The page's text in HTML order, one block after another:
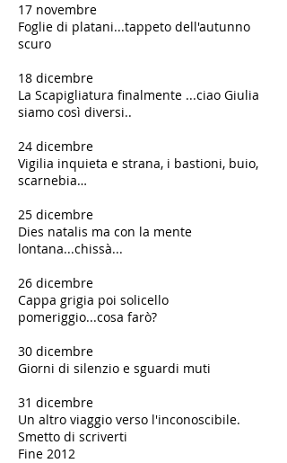
​17 novembre
Foglie di platani...tappeto dell'autunno
scuro
​​18 dicembre
La Scapigliatura finalmente ...ciao Giulia
siamo così diversi..
24 dicembre
Vigilia inquieta e strana, i bastioni, buio,
scarnebia…
25 dicembre
Dies natalis ma con la mente
lontana...chissà...
26 dicembre
Cappa grigia poi solicello
pomeriggio...cosa farò?
30 dicembre
Giorni di silenzio e sguardi muti
31 dicembre
Un altro viaggio verso l'inconoscibile.
Smetto di scriverti
Fine 2012